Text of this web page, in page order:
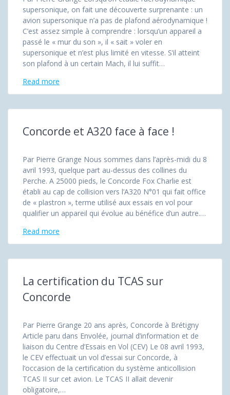
supersonique, on fait une découverte surprenante : un
avion supersonique n’a pas de plafond aérodynamique !
C’est assez simple à comprendre : lorsqu’un appareil a
passé le « mur du son », il « sait » voler en
supersonique et n’est plus limité en vitesse. S’il atteint
son plafond à un certain Mach, il lui suffit…
Read more
Concorde et A320 face à face !
Par Pierre Grange Nous sommes dans l’après-midi du 8
avril 1993, quelque part au-dessus des collines du
Perche. A 25000 pieds, le Concorde Fox Charlie est
établi au cap de collision vers l’A320 N°01 qui fait office
de « plastron », terme utilisé aux essais en vol pour
qualifier un appareil qui évolue au bénéfice d’un autre.…
Read more
La certification du TCAS sur
Concorde
Par Pierre Grange 20 ans après, Concorde à Brétigny
Article paru dans Envolée, journal d’information et de
liaison du Centre d’Essais en Vol (CEV) Le 08 avril 1993,
le CEV effectuait un vol d’essai sur Concorde, à
l’occasion de la certification du système anticollision
TCAS II sur cet avion. Le TCAS II allait devenir
obligatoire,…